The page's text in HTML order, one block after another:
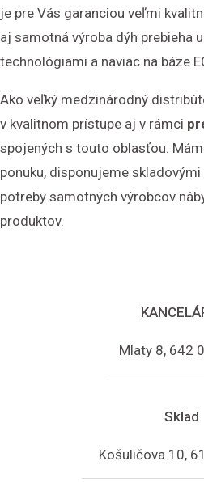
je pre Vás garanciou veľmi
aj samotná výroba dýh prebieha
technológiami a naviac na báze
Ako veľký medzinárodný
v kvalitnom prístupe aj v rámci
spojených s touto oblasťou.
ponuku, disponujeme
potreby samotných výrobcov
produktov.
Mlaty 8, 642
Sklad
Košuličova 10,